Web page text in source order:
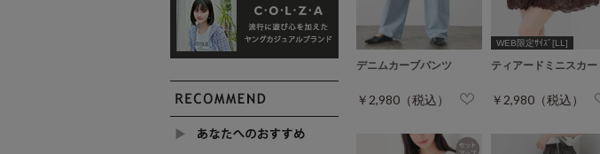
デニムカーブパンツ
￥2,980（税込）
WEB限定ｻｲｽﾞ[LL]
ティアードミニスカー
￥2,980（税込）